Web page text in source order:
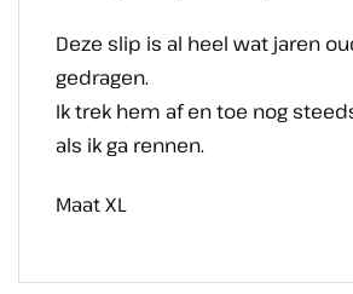
Deze slip is al heel wat jaren
gedragen.
Ik trek hem af en toe nog
als ik ga rennen.
Maat XL